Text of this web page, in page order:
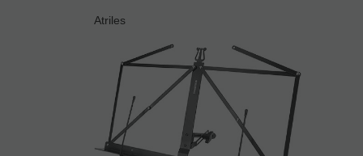
Atriles